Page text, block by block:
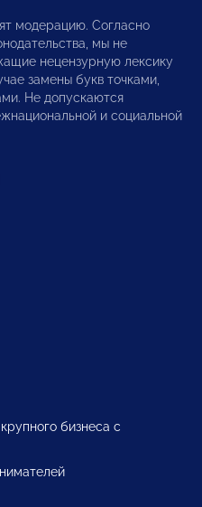
модерацию. Согласно
мы не
нецензурную лексику
замены букв точками,
Не допускаются
и социальной
бизнеса с